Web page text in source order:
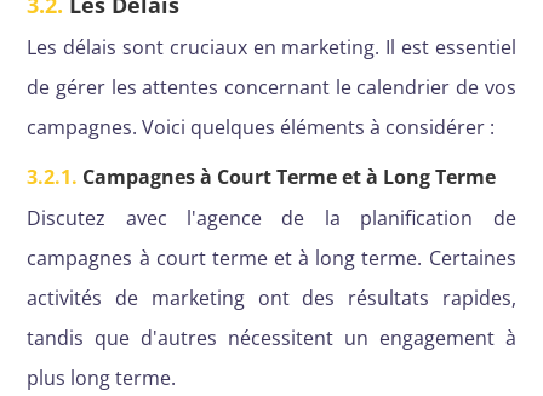
Les délais sont cruciaux en marketing. Il est essentiel
de gérer les attentes concernant le calendrier de vos
campagnes. Voici quelques éléments à considérer :
3.2.1. Campagnes à Court Terme et à Long Terme
Discutez avec l'agence de la planification de
campagnes à court terme et à long terme. Certaines
activités de marketing ont des résultats rapides,
tandis que d'autres nécessitent un engagement à
plus long terme.